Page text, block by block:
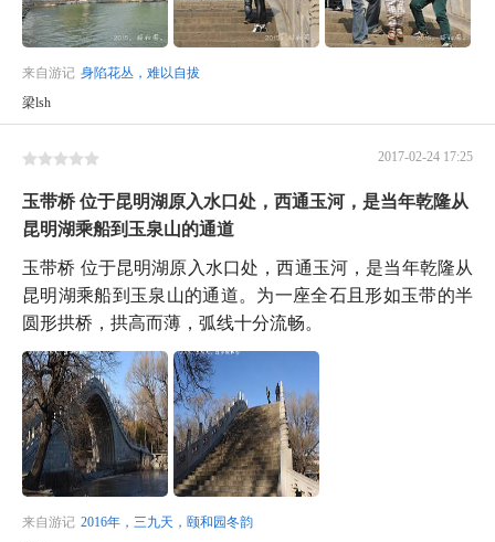
来自游记 身陷花丛，难以自拔
梁lsh
2017-02-24 17:25
玉带桥 位于昆明湖原入水口处，西通玉河，是当年乾隆从
昆明湖乘船到玉泉山的通道
玉带桥 位于昆明湖原入水口处，西通玉河，是当年乾隆从
昆明湖乘船到玉泉山的通道。为一座全石且形如玉带的半
圆形拱桥，拱高而薄，弧线十分流畅。
来自游记 2016年，三九天，颐和园冬韵